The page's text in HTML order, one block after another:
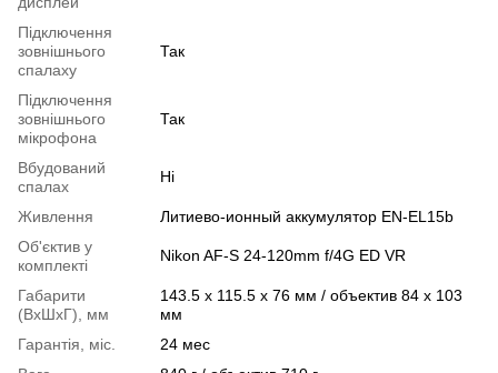
Підключення
зовнішнього
спалаху
Так
Підключення
зовнішнього
мікрофона
Так
Вбудований
спалах
Ні
Живлення
Литиево-ионный аккумулятор EN-EL15b
Об'єктив у
комплекті
Nikon AF-S 24-120mm f/4G ED VR
Габарити
(ВхШхГ), мм
143.5 x 115.5 x 76 мм / объектив 84 x 103
мм
Гарантія, міс.
24 мес